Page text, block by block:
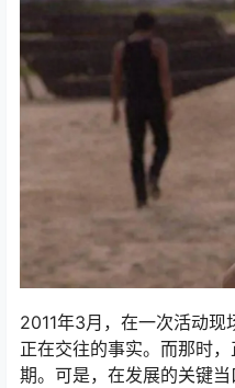
2011年3月，在一次活动
正在交往的事实。而那时
期。可是，在发展的关键